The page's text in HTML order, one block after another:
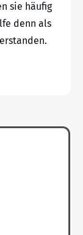
sie häufig
denn als